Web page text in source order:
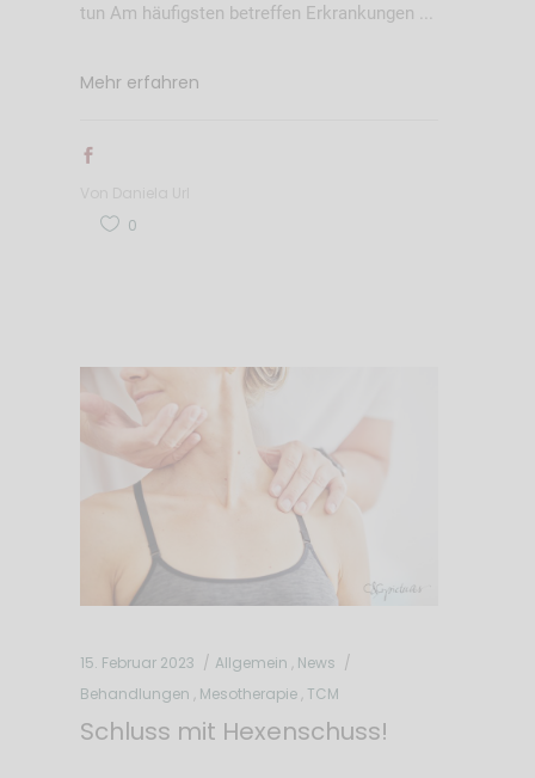
tun Am häufigsten betreffen Erkrankungen
Mehr erfahren
0
15. Februar 2023 Allgemein , News
Behandlungen , Mesotherapie , TCM
Schluss mit Hexenschuss!